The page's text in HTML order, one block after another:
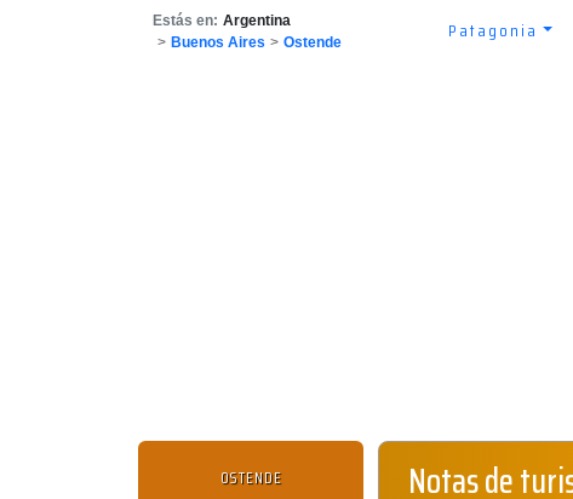
Estás en: Argentina
> Buenos Aires > Ostende Patagonia
OSTENDE Notas de